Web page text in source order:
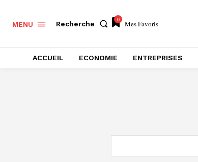
MENU Recherche
0 Mes Favoris
ACCUEIL ECONOMIE ENTREPRISES